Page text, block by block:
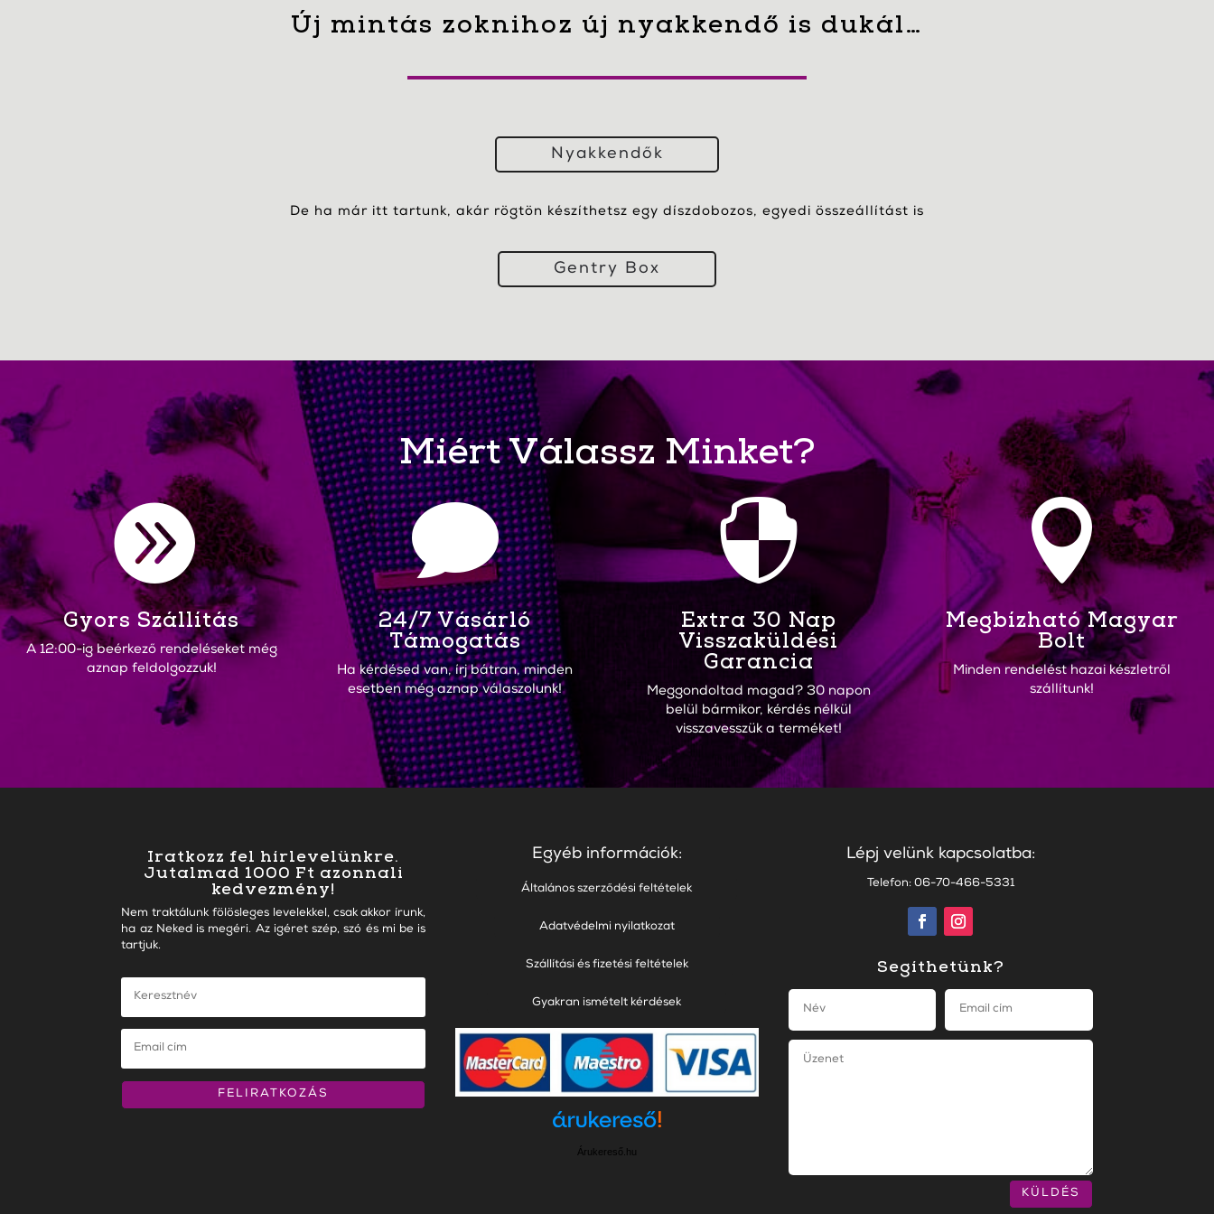
Új mintás zoknihoz új nyakkendő is dukál…
Nyakkendők
De ha már itt tartunk, akár rögtön készíthetsz egy díszdobozos, egyedi összeállítást is
Gentry Box
Miért Válassz Minket?

Gyors Szállítás
A 12:00-ig beérkező rendeléseket még
aznap feldolgozzuk!

24/7 Vásárló
Támogatás
Ha kérdésed van, írj bátran, minden
esetben még aznap válaszolunk!

Extra 30 Nap
Visszaküldési
Garancia
Meggondoltad magad? 30 napon
belül bármikor, kérdés nélkül
visszavesszük a terméket!

Megbízható Magyar
Bolt
Minden rendelést hazai készletről
szállítunk!
Iratkozz fel hírlevelünkre.
Jutalmad 1000 Ft azonnali
kedvezmény!
Nem traktálunk fölösleges levelekkel, csak akkor írunk,
ha az Neked is megéri. Az igéret szép, szó és mi be is
tartjuk.
FELIRATKOZÁS
Egyéb információk:
Általános szerződési feltételek
Adatvédelmi nyilatkozat
Szállítási és fizetési feltételek
Gyakran ismételt kérdések
Árukereső.hu
Lépj velünk kapcsolatba:
Telefon: 06-70-466-5331
Segíthetünk?
KÜLDÉS